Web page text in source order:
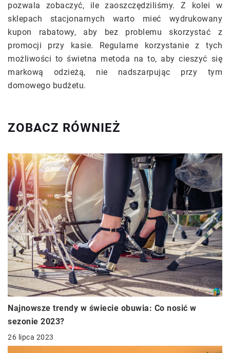
pozwala zobaczyć, ile zaoszczędziliśmy. Z kolei w
sklepach stacjonarnych warto mieć wydrukowany
kupon rabatowy, aby bez problemu skorzystać z
promocji przy kasie. Regularne korzystanie z tych
możliwości to świetna metoda na to, aby cieszyć się
markową odzieżą, nie nadszarpując przy tym
domowego budżetu.
ZOBACZ RÓWNIEŻ
Najnowsze trendy w świecie obuwia: Co nosić w
sezonie 2023?
26 lipca 2023